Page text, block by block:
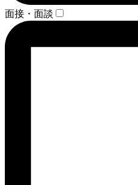
面接・面談